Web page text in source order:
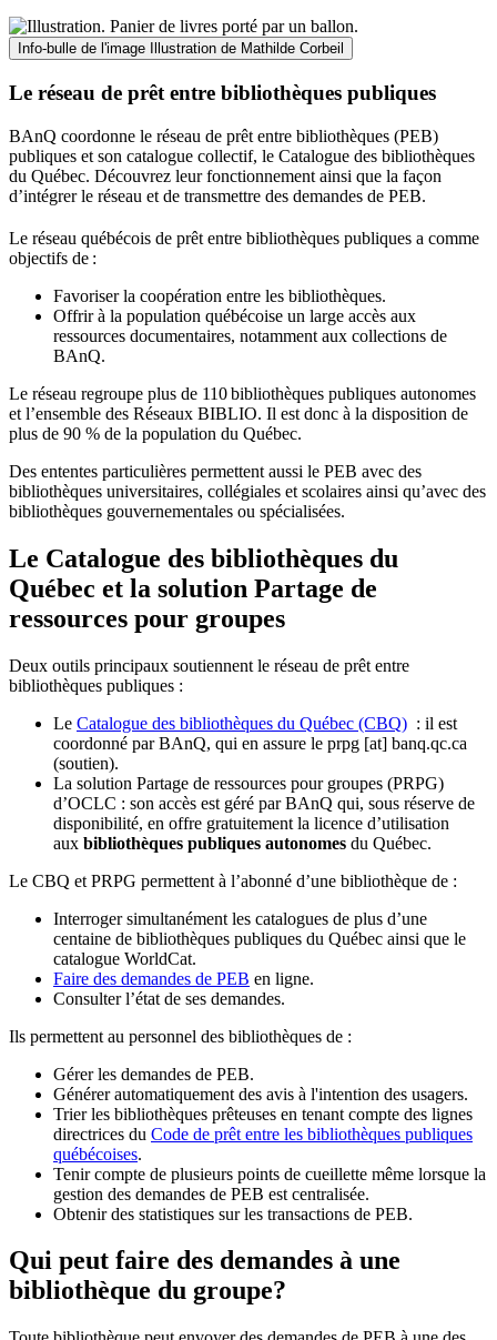
Info-bulle de l'image Illustration de Mathilde Corbeil
Le réseau de prêt entre bibliothèques publiques
BAnQ coordonne le réseau de prêt entre bibliothèques (PEB)
publiques et son catalogue collectif, le Catalogue des bibliothèques
du Québec. Découvrez leur fonctionnement ainsi que la façon
d’intégrer le réseau et de transmettre des demandes de PEB.
Le réseau québécois de prêt entre bibliothèques publiques a comme
objectifs de :
Favoriser la coopération entre les bibliothèques.
Offrir à la population québécoise un large accès aux
ressources documentaires, notamment aux collections de
BAnQ.
Le réseau regroupe plus de 110bibliothèques publiques autonomes
et l’ensemble des Réseaux BIBLIO. Il est donc à la disposition de
plus de 90 % de la population du Québec.
Des ententes particulières permettent aussi le PEB avec des
bibliothèques universitaires, collégiales et scolaires ainsi qu’avec des
bibliothèques gouvernementales ou spécialisées.
Le Catalogue des bibliothèques du
Québec et la solution Partage de
ressources pour groupes
Deux outils principaux soutiennent le réseau de prêt entre
bibliothèques publiques :
Le Catalogue des bibliothèques du Québec (CBQ) : il est
coordonné par BAnQ, qui en assure le prpg [at] banq.qc.ca
(soutien).
La solution Partage de ressources pour groupes (PRPG)
d’OCLC : son accès est géré par BAnQ qui, sous réserve de
disponibilité, en offre gratuitement la licence d’utilisation
aux bibliothèques publiques autonomes du Québec.
Le CBQ et PRPG permettent à l’abonné d’une bibliothèque de :
Interroger simultanément les catalogues de plus d’une
centaine de bibliothèques publiques du Québec ainsi que le
catalogue WorldCat.
Faire des demandes de PEB en ligne.
Consulter l’état de ses demandes.
Ils permettent au personnel des bibliothèques de :
Gérer les demandes de PEB.
Générer automatiquement des avis à l'intention des usagers.
Trier les bibliothèques prêteuses en tenant compte des lignes
directrices du Code de prêt entre les bibliothèques publiques
québécoises.
Tenir compte de plusieurs points de cueillette même lorsque la
gestion des demandes de PEB est centralisée.
Obtenir des statistiques sur les transactions de PEB.
Qui peut faire des demandes à une
bibliothèque du groupe?